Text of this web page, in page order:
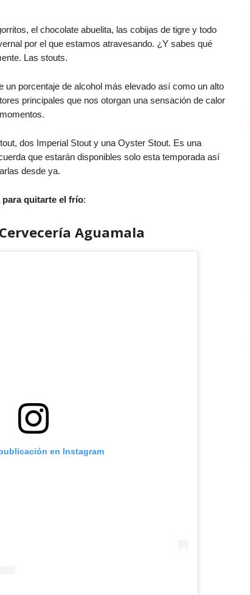
el chocolate abuelita, las cobijas de tigre y todo
por el que estamos atravesando. ¿Y sabes qué
Las stouts.
porcentaje de alcohol más elevado así como un alto
principales que nos otorgan una sensación de calor
dos Imperial Stout y una Oyster Stout. Es una
que estarán disponibles solo esta temporada así
desde ya.
quitarte el frío:
Aguamala
en Instagram